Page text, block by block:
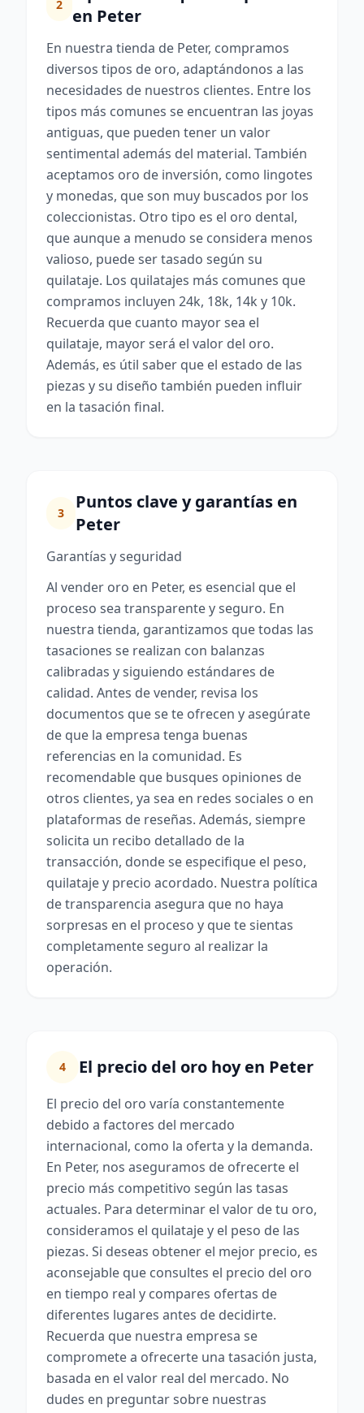
2
en Peter
En nuestra tienda de Peter, compramos
diversos tipos de oro, adaptándonos a las
necesidades de nuestros clientes. Entre los
tipos más comunes se encuentran las joyas
antiguas, que pueden tener un valor
sentimental además del material. También
aceptamos oro de inversión, como lingotes
y monedas, que son muy buscados por los
coleccionistas. Otro tipo es el oro dental,
que aunque a menudo se considera menos
valioso, puede ser tasado según su
quilataje. Los quilatajes más comunes que
compramos incluyen 24k, 18k, 14k y 10k.
Recuerda que cuanto mayor sea el
quilataje, mayor será el valor del oro.
Además, es útil saber que el estado de las
piezas y su diseño también pueden influir
en la tasación final.
3
Puntos clave y garantías en
Peter
Garantías y seguridad
Al vender oro en Peter, es esencial que el
proceso sea transparente y seguro. En
nuestra tienda, garantizamos que todas las
tasaciones se realizan con balanzas
calibradas y siguiendo estándares de
calidad. Antes de vender, revisa los
documentos que se te ofrecen y asegúrate
de que la empresa tenga buenas
referencias en la comunidad. Es
recomendable que busques opiniones de
otros clientes, ya sea en redes sociales o en
plataformas de reseñas. Además, siempre
solicita un recibo detallado de la
transacción, donde se especifique el peso,
quilataje y precio acordado. Nuestra política
de transparencia asegura que no haya
sorpresas en el proceso y que te sientas
completamente seguro al realizar la
operación.
4 El precio del oro hoy en Peter
El precio del oro varía constantemente
debido a factores del mercado
internacional, como la oferta y la demanda.
En Peter, nos aseguramos de ofrecerte el
precio más competitivo según las tasas
actuales. Para determinar el valor de tu oro,
consideramos el quilataje y el peso de las
piezas. Si deseas obtener el mejor precio, es
aconsejable que consultes el precio del oro
en tiempo real y compares ofertas de
diferentes lugares antes de decidirte.
Recuerda que nuestra empresa se
compromete a ofrecerte una tasación justa,
basada en el valor real del mercado. No
dudes en preguntar sobre nuestras